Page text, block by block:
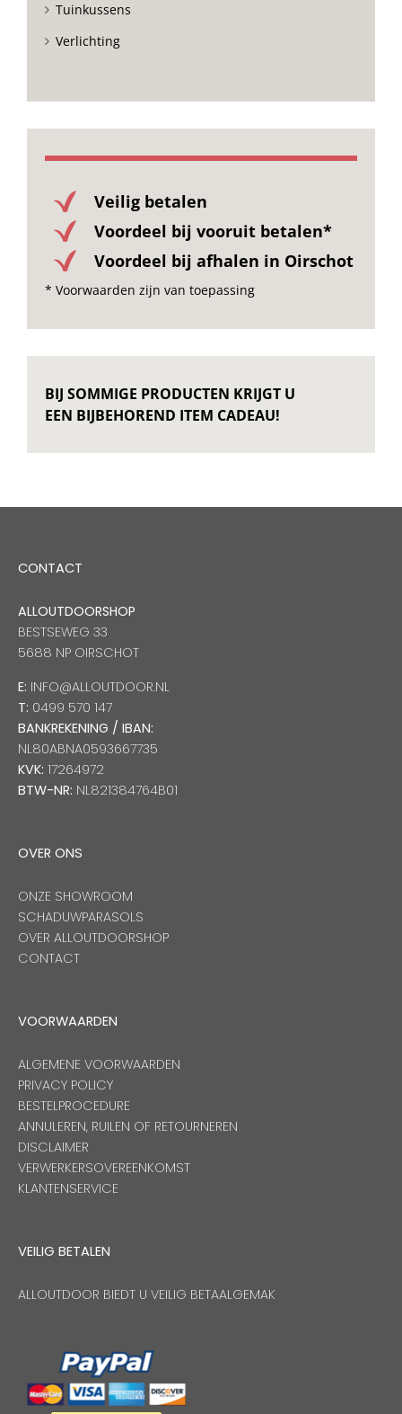
Tuinkussens
Verlichting
Veilig betalen
Voordeel bij vooruit betalen*
Voordeel bij afhalen in Oirschot
* Voorwaarden zijn van toepassing
BIJ SOMMIGE PRODUCTEN KRIJGT U
EEN BIJBEHOREND ITEM CADEAU!
CONTACT
ALLOUTDOORSHOP
BESTSEWEG 33
5688 NP OIRSCHOT
E: INFO@ALLOUTDOOR.NL
T: 0499 570 147
BANKREKENING / IBAN:
NL80ABNA0593667735
KVK: 17264972
BTW-NR: NL821384764B01
OVER ONS
ONZE SHOWROOM
SCHADUWPARASOLS
OVER ALLOUTDOORSHOP
CONTACT
VOORWAARDEN
ALGEMENE VOORWAARDEN
PRIVACY POLICY
BESTELPROCEDURE
ANNULEREN, RUILEN OF RETOURNEREN
DISCLAIMER
VERWERKERSOVEREENKOMST
KLANTENSERVICE
VEILIG BETALEN
ALLOUTDOOR BIEDT U VEILIG BETAALGEMAK